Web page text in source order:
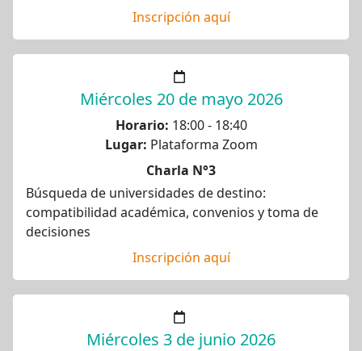
Inscripción aquí
Miércoles 20 de mayo 2026
Horario: 18:00 - 18:40
Lugar: Plataforma Zoom
Charla N°3
Búsqueda de universidades de destino:
compatibilidad académica, convenios y toma de
decisiones
Inscripción aquí
Miércoles 3 de junio 2026